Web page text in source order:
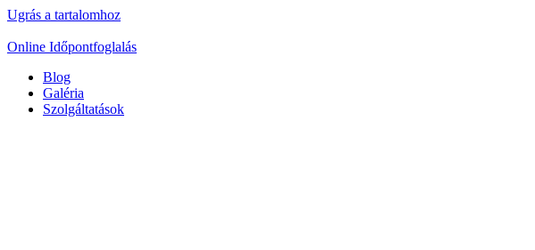
Ugrás a tartalomhoz
Online Időpontfoglalás
Blog
Galéria
Szolgáltatások